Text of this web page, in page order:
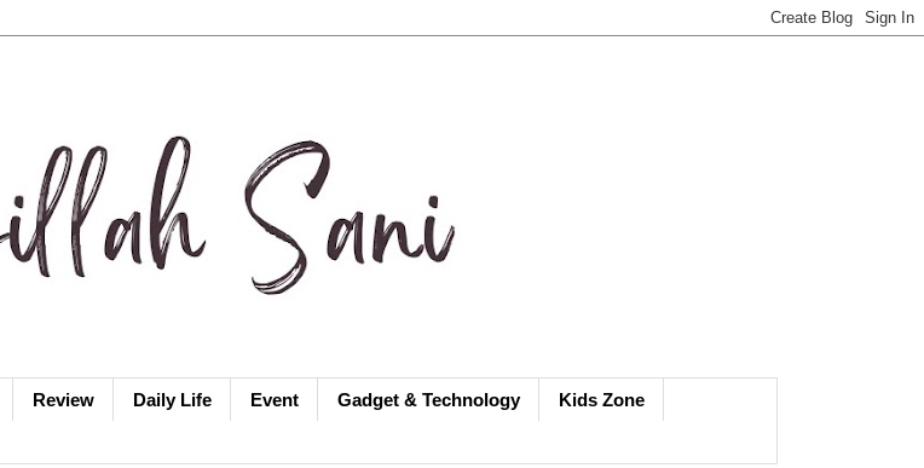
Review Daily Life Event Gadget & Technology Kids Zone